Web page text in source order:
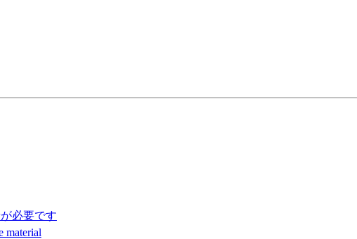
必要です
material